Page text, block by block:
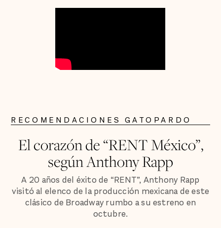
RECOMENDACIONES GATOPARDO
El corazón de “RENT México”,
según Anthony Rapp
A 20 años del éxito de “RENT”, Anthony Rapp
visitó al elenco de la producción mexicana de este
clásico de Broadway rumbo a su estreno en
octubre.